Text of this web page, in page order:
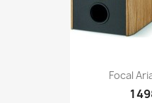
Focal
1